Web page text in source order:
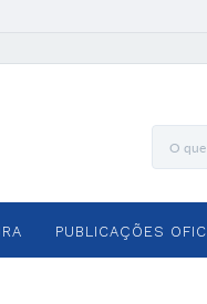
PUBLICAÇÕES